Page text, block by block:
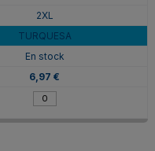
2XL
TURQUESA
En stock
6,97 €